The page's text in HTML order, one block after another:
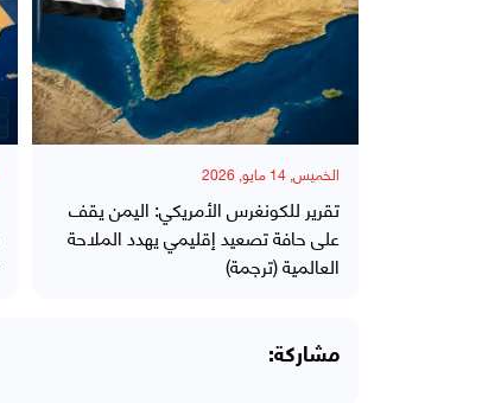
الخميس, 14 مايو, 2026
تقرير للكونغرس الأمريكي: اليمن يقف
على حافة تصعيد إقليمي يهدد الملاحة
العالمية (ترجمة)
مشاركة: